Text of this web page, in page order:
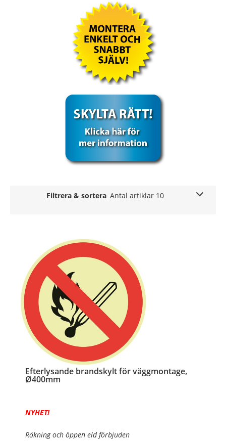
Filtrera & sortera Antal artiklar 10
Efterlysande brandskylt för väggmontage,
Ø400mm
NYHET!
Rökning och öppen eld förbjuden